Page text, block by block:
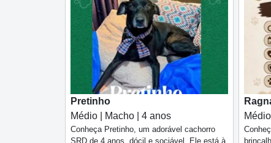
Pretinho
Médio | Macho | 4 anos
Conheça Pretinho, um adorável cachorro
SRD de 4 anos, dócil e sociável. Ele está à